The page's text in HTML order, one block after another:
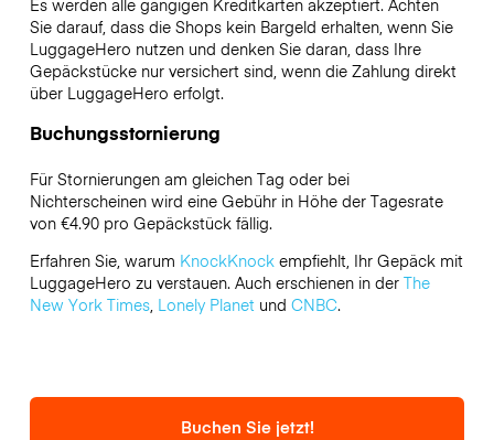
Sie darauf, dass die Shops kein Bargeld erhalten, wenn Sie
LuggageHero nutzen und denken Sie daran, dass Ihre
Gepäckstücke nur versichert sind, wenn die Zahlung direkt
über LuggageHero erfolgt.
Buchungsstornierung
Für Stornierungen am gleichen Tag oder bei
Nichterscheinen wird eine Gebühr in Höhe der Tagesrate
von €4.90 pro Gepäckstück fällig.
Erfahren Sie, warum KnockKnockempfiehlt, Ihr Gepäck mit
LuggageHero zu verstauen. Auch erschienen in der The
New York Times, Lonely Planetund CNBC.
Buchen Sie jetzt!